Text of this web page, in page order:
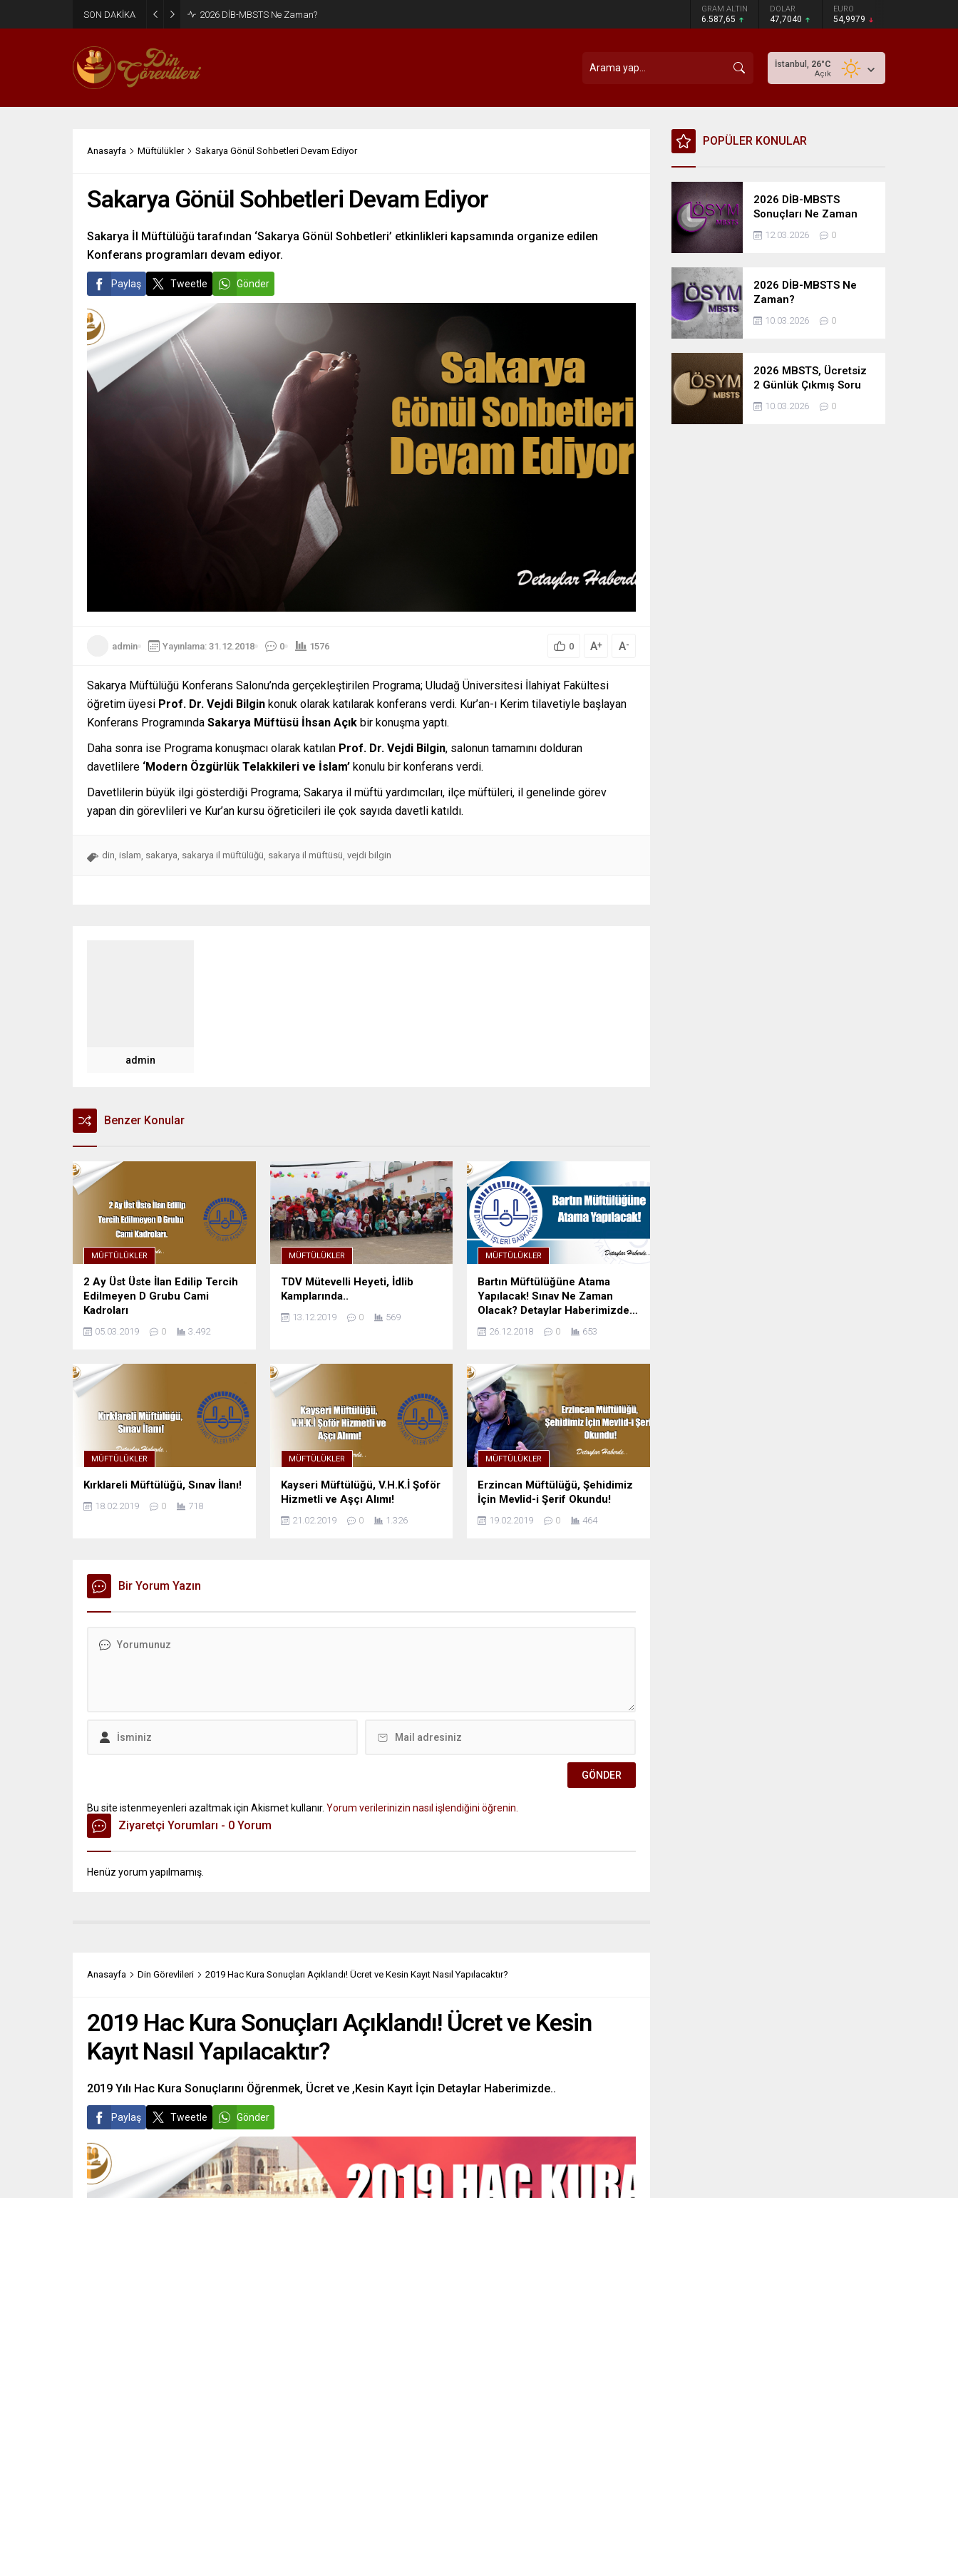
SON DAKİKA 2026 DİB-MBSTS Ne Zaman? GRAM ALTIN
6.587,65
DOLAR
47,7040
EURO
54,9979
İstanbul, 26°C
Açık
Anasayfa Müftülükler Sakarya Gönül Sohbetleri Devam Ediyor
Sakarya Gönül Sohbetleri Devam Ediyor
Sakarya İl Müftülüğü tarafından ‘Sakarya Gönül Sohbetleri’ etkinlikleri kapsamında organize edilen
Konferans programları devam ediyor.
Paylaş Tweetle Gönder
admin Yayınlama: 31.12.2018 0 1576 0 A+ A-
Sakarya Müftülüğü Konferans Salonu’nda gerçekleştirilen Programa; Uludağ Üniversitesi İlahiyat Fakültesi
öğretim üyesi Prof. Dr. Vejdi Bilgin konuk olarak katılarak konferans verdi. Kur’an-ı Kerim tilavetiyle başlayan
Konferans Programında Sakarya Müftüsü İhsan Açık bir konuşma yaptı.
Daha sonra ise Programa konuşmacı olarak katılan Prof. Dr. Vejdi Bilgin, salonun tamamını dolduran
davetlilere ‘Modern Özgürlük Telakkileri ve İslam’ konulu bir konferans verdi.
Davetlilerin büyük ilgi gösterdiği Programa; Sakarya il müftü yardımcıları, ilçe müftüleri, il genelinde görev
yapan din görevlileri ve Kur’an kursu öğreticileri ile çok sayıda davetli katıldı.
din, islam, sakarya, sakarya il müftülüğü, sakarya il müftüsü, vejdi bilgin
admin
Benzer Konular
MÜFTÜLÜKLER
2 Ay Üst Üste İlan Edilip Tercih
Edilmeyen D Grubu Cami
Kadroları
05.03.2019 0 3.492
MÜFTÜLÜKLER
TDV Mütevelli Heyeti, İdlib
Kamplarında..
13.12.2019 0 569
MÜFTÜLÜKLER
Bartın Müftülüğüne Atama
Yapılacak! Sınav Ne Zaman
Olacak? Detaylar Haberimizde…
26.12.2018 0 653
MÜFTÜLÜKLER
Kırklareli Müftülüğü, Sınav İlanı!
18.02.2019 0 718
MÜFTÜLÜKLER
Kayseri Müftülüğü, V.H.K.İ Şoför
Hizmetli ve Aşçı Alımı!
21.02.2019 0 1.326
MÜFTÜLÜKLER
Erzincan Müftülüğü, Şehidimiz
İçin Mevlid-i Şerif Okundu!
19.02.2019 0 464
Bir Yorum Yazın
Bu site istenmeyenleri azaltmak için Akismet kullanır. Yorum verilerinizin nasıl işlendiğini öğrenin.
Ziyaretçi Yorumları - 0 Yorum
Henüz yorum yapılmamış.
Anasayfa Din Görevlileri 2019 Hac Kura Sonuçları Açıklandı! Ücret ve Kesin Kayıt Nasıl Yapılacaktır?
2019 Hac Kura Sonuçları Açıklandı! Ücret ve Kesin
Kayıt Nasıl Yapılacaktır?
2019 Yılı Hac Kura Sonuçlarını Öğrenmek, Ücret ve ,Kesin Kayıt İçin Detaylar Haberimizde..
Paylaş Tweetle Gönder
POPÜLER KONULAR
2026 DİB-MBSTS
Sonuçları Ne Zaman
Açıklanacak?
12.03.2026 0
2026 DİB-MBSTS Ne
Zaman?
10.03.2026 0
2026 MBSTS, Ücretsiz
2 Günlük Çıkmış Soru
Çözüm Kampı
10.03.2026 0